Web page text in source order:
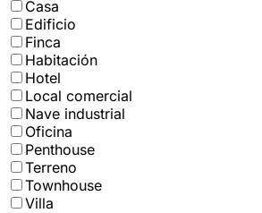
Casa
Edificio
Finca
Habitación
Hotel
Local comercial
Nave industrial
Oficina
Penthouse
Terreno
Townhouse
Villa